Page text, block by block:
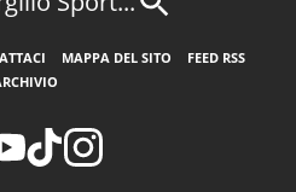
MAPPA DEL SITO
FEED RSS